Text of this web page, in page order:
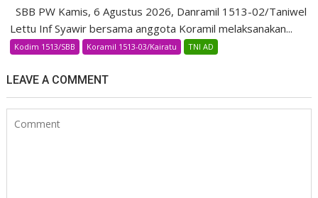
SBB PW Kamis, 6 Agustus 2026, Danramil 1513-02/Taniwel
Lettu Inf Syawir bersama anggota Koramil melaksanakan...
Kodim 1513/SBB Koramil 1513-03/Kairatu TNI AD
LEAVE A COMMENT